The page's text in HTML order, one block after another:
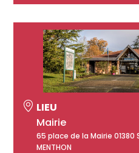
LIEU
Mairie
65 place de la Mairie 01380
MENTHON